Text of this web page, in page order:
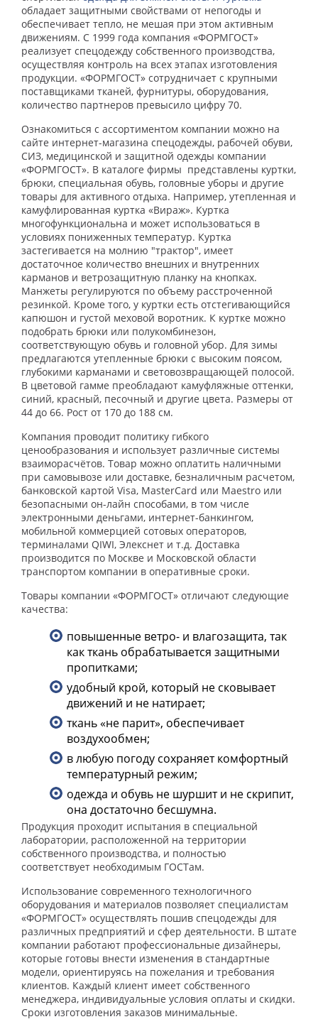
обладает защитными свойствами от непогоды и
обеспечивает тепло, не мешая при этом активным
движениям. С 1999 года компания «ФОРМГОСТ»
реализует спецодежду собственного производства,
осуществляя контроль на всех этапах изготовления
продукции. «ФОРМГОСТ» сотрудничает с крупными
поставщиками тканей, фурнитуры, оборудования,
количество партнеров превысило цифру 70.
Ознакомиться с ассортиментом компании можно на
сайте интернет-магазина спецодежды, рабочей обуви,
СИЗ, медицинской и защитной одежды компании
«ФОРМГОСТ». В каталоге фирмы представлены куртки,
брюки, специальная обувь, головные уборы и другие
товары для активного отдыха. Например, утепленная и
камуфлированная куртка «Вираж». Куртка
многофункциональна и может использоваться в
условиях пониженных температур. Куртка
застегивается на молнию "трактор", имеет
достаточное количество внешних и внутренних
карманов и ветрозащитную планку на кнопках.
Манжеты регулируются по объему расстроченной
резинкой. Кроме того, у куртки есть отстегивающийся
капюшон и густой меховой воротник. К куртке можно
подобрать брюки или полукомбинезон,
соответствующую обувь и головной убор. Для зимы
предлагаются утепленные брюки с высоким поясом,
глубокими карманами и световозвращающей полосой.
В цветовой гамме преобладают камуфляжные оттенки,
синий, красный, песочный и другие цвета. Размеры от
44 до 66. Рост от 170 до 188 см.
Компания проводит политику гибкого
ценообразования и использует различные системы
взаиморасчётов. Товар можно оплатить наличными
при самовывозе или доставке, безналичным расчетом,
банковской картой Visa, MasterCard или Maestro или
безопасными он-лайн способами, в том числе
электронными деньгами, интернет-банкингом,
мобильной коммерцией сотовых операторов,
терминалами QIWI, Элекснет и т.д. Доставка
производится по Москве и Московской области
транспортом компании в оперативные сроки.
Товары компании «ФОРМГОСТ» отличают следующие
качества:
повышенные ветро- и влагозащита, так
как ткань обрабатывается защитными
пропитками;
удобный крой, который не сковывает
движений и не натирает;
ткань «не парит», обеспечивает
воздухообмен;
в любую погоду сохраняет комфортный
температурный режим;
одежда и обувь не шуршит и не скрипит,
она достаточно бесшумна.
Продукция проходит испытания в специальной
лаборатории, расположенной на территории
собственного производства, и полностью
соответствует необходимым ГОСТам.
Использование современного технологичного
оборудования и материалов позволяет специалистам
«ФОРМГОСТ» осуществлять пошив спецодежды для
различных предприятий и сфер деятельности. В штате
компании работают профессиональные дизайнеры,
которые готовы внести изменения в стандартные
модели, ориентируясь на пожелания и требования
клиентов. Каждый клиент имеет собственного
менеджера, индивидуальные условия оплаты и скидки.
Сроки изготовления заказов минимальные.